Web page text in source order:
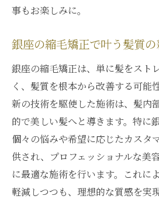
事もお楽しみに。
銀座の縮毛矯正で叶う髪質
銀座の縮毛矯正は、単に髪をスト
く、髪質を根本から改善する可能
新の技術を駆使した施術は、髪内
的で美しい髪へと導きます。特に
個々の悩みや希望に応じたカスタ
供され、プロフェッショナルな美
に最適な施術を行います。これに
軽減しつつも、理想的な質感を実